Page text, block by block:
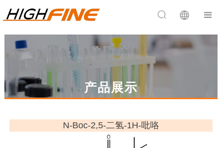
 
产品展示
N-Boc-2,5-二氢-1H-吡咯